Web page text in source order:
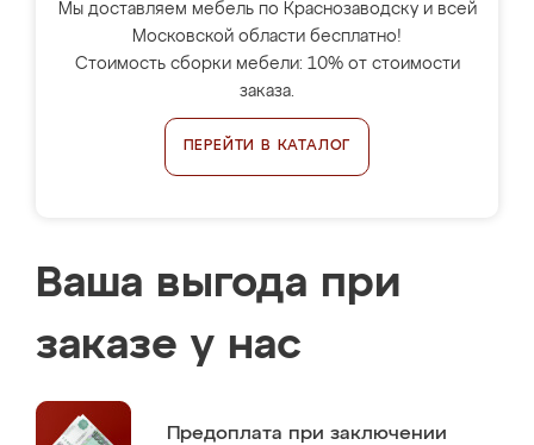
Мы доставляем мебель по Краснозаводску и всей
Московской области бесплатно!
Стоимость сборки мебели: 10% от стоимости
заказа.
ПЕРЕЙТИ В КАТАЛОГ
Ваша выгода при
заказе у нас
Предоплата при заключении